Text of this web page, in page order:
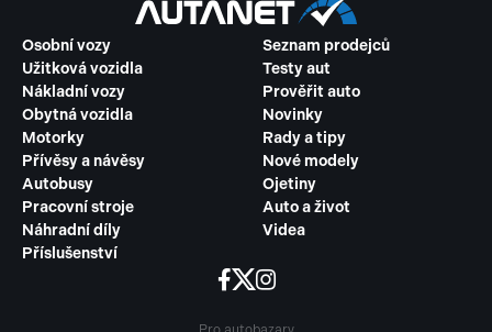
Osobní vozy
Užitková vozidla
Nákladní vozy
Obytná vozidla
Motorky
Přívěsy a návěsy
Autobusy
Pracovní stroje
Náhradní díly
Příslušenství
Seznam prodejců
Testy aut
Prověřit auto
Novinky
Rady a tipy
Nové modely
Ojetiny
Auto a život
Videa